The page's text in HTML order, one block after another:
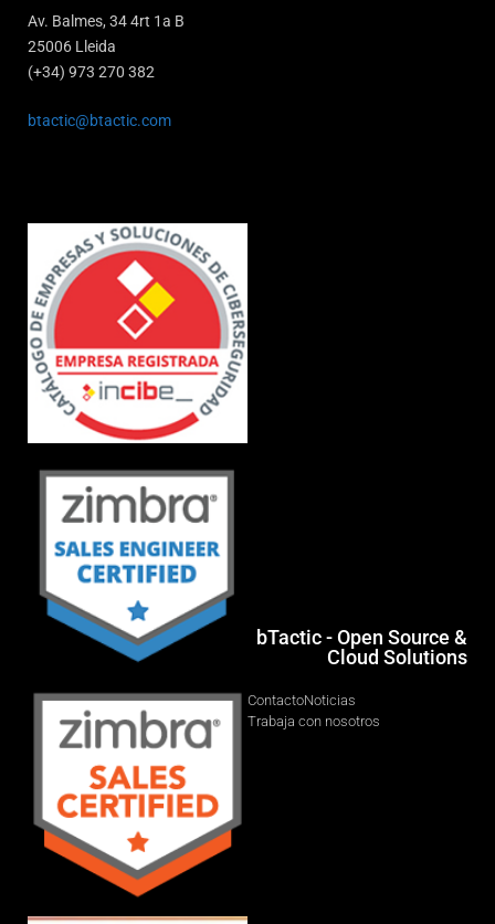
Av. Balmes, 34 4rt 1a B
25006 Lleida
(+34) 973 270 382
btactic@btactic.com
bTactic - Open Source &
Cloud Solutions
ContactoNoticias
Trabaja con nosotros